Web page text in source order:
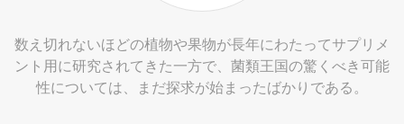
数え切れないほどの植物や果物が長年にわたってサプリメ
ント用に研究されてきた一方で、菌類王国の驚くべき可能
性については、まだ探求が始まったばかりである。